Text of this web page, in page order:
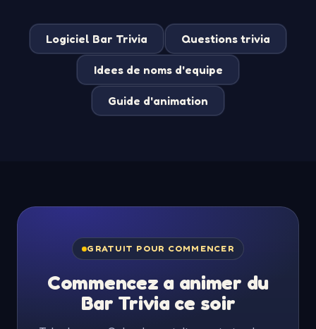
Logiciel Bar Trivia Questions trivia
Idees de noms d'equipe
Guide d'animation
GRATUIT POUR COMMENCER
Commencez a animer du
Bar Trivia ce soir